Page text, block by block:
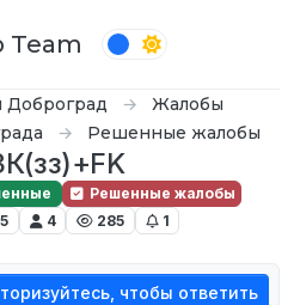
Team
Доброград
Жалобы
Решенные жалобы
Решенные жалобы
5 4 285 1
чтобы ответить